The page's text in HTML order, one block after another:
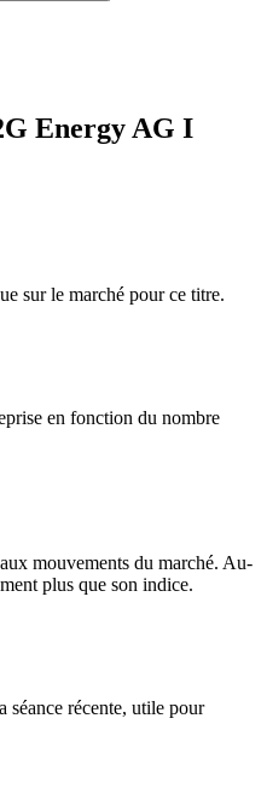
Energy AG I
sur le marché pour ce titre.
en fonction du nombre
mouvements du marché. Au-
plus que son indice.
séance récente, utile pour